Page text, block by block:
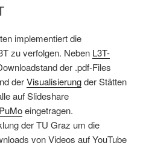
implementiert die
zu verfolgen. Neben L3T-
der .pdf-Files
derVisualisierungder Stätten
auf Slideshare
PuMoeingetragen.
der TU Graz um die
von Videos auf YouTube